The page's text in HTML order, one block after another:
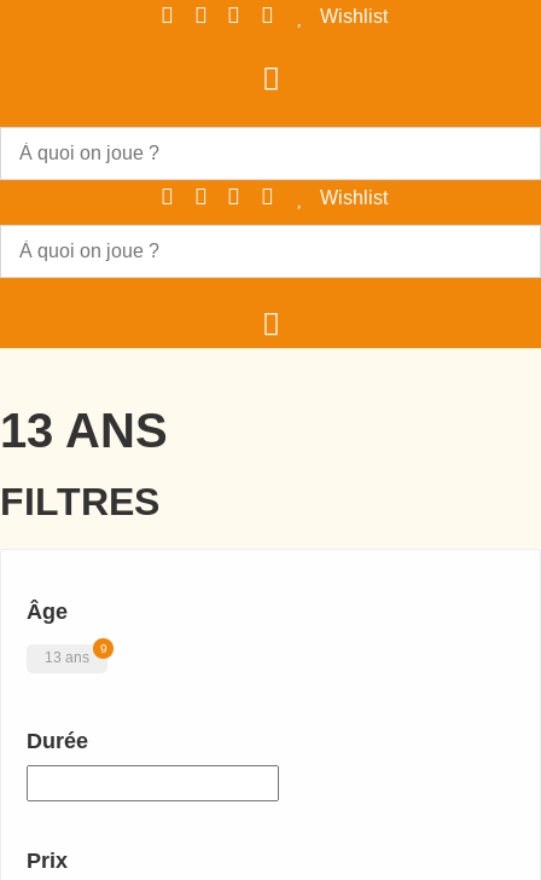
Wishlist
Wishlist
13 ANS
FILTRES
Âge
9
13 ans
Durée
Prix